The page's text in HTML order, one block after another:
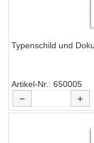
Typenschild und
Artikel-Nr.
650005